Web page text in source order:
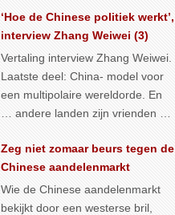
… >> lees meer
‘Hoe de Chinese politiek werkt’,
interview Zhang Weiwei (3)
Vertaling interview Zhang Weiwei.
Laatste deel: China- model voor
een multipolaire wereldorde. En
… andere landen zijn vrienden of
Zeg niet zomaar beurs tegen de
Chinese aandelenmarkt
Wie de Chinese aandelenmarkt
bekijkt door een westerse bril,